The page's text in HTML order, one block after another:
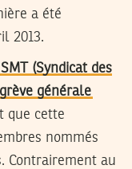
a été
2013.
SMT (Syndicat des
générale
que cette
nommés
Contrairement au